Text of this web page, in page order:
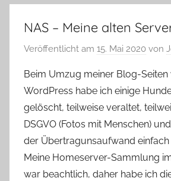
NAS – Meine alten
Veröffentlicht am 15. Mai 2020 von
Beim Umzug meiner Blog-
WordPress habe ich einige
gelöscht, teilweise veraltet,
DSGVO (Fotos mit Menschen)
der Übertragunsaufwand einfach
Meine Homeserver-Sammlung
war beachtlich, daher habe ich